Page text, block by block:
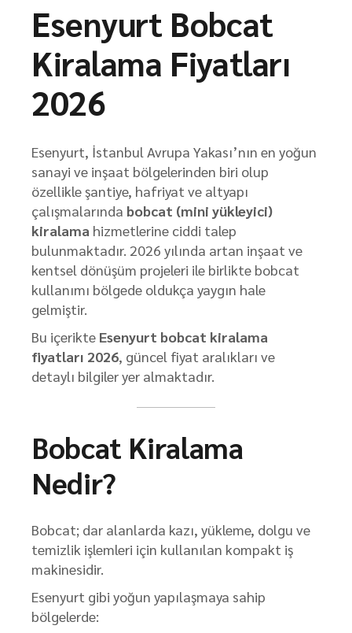
Esenyurt Bobcat
Kiralama Fiyatları
2026
Esenyurt, İstanbul Avrupa Yakası’nın en yoğun
sanayi ve inşaat bölgelerinden biri olup
özellikle şantiye, hafriyat ve altyapı
çalışmalarında bobcat (mini yükleyici)
kiralama hizmetlerine ciddi talep
bulunmaktadır. 2026 yılında artan inşaat ve
kentsel dönüşüm projeleri ile birlikte bobcat
kullanımı bölgede oldukça yaygın hale
gelmiştir.
Bu içerikte Esenyurt bobcat kiralama
fiyatları 2026, güncel fiyat aralıkları ve
detaylı bilgiler yer almaktadır.
Bobcat Kiralama
Nedir?
Bobcat; dar alanlarda kazı, yükleme, dolgu ve
temizlik işlemleri için kullanılan kompakt iş
makinesidir.
Esenyurt gibi yoğun yapılaşmaya sahip
bölgelerde: